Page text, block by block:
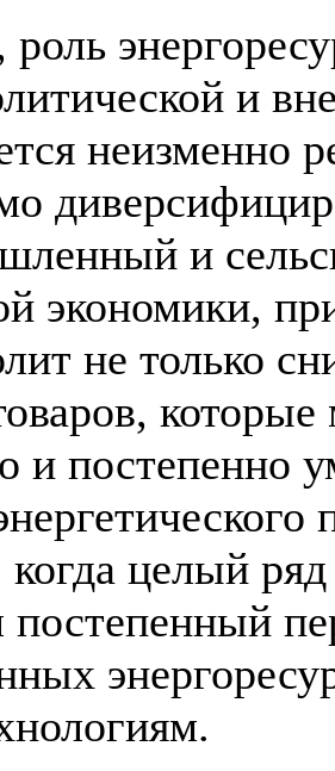
и
неизменно
и
экономики,
не только
и постепенно
когда целый
постепенный